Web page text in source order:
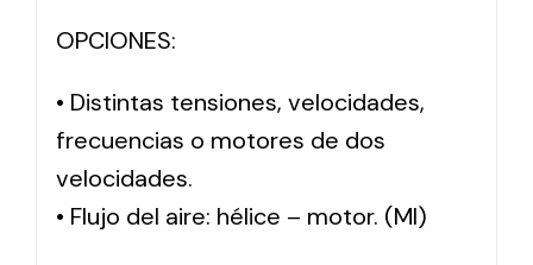
OPCIONES:
• Distintas tensiones, velocidades,
frecuencias o motores de dos
velocidades.
• Flujo del aire: hélice – motor. (MI)